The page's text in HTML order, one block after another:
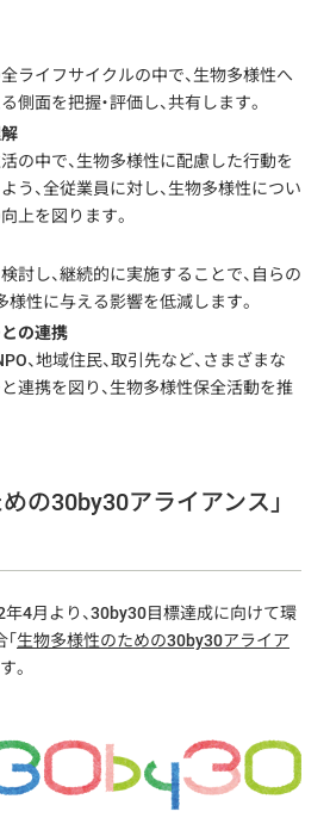
ライフサイクルの中で、生物多様性へ
側面を把握・評価し、共有します。
の中で、生物多様性に配慮した行動を
う、全従業員に対し、生物多様性につい
上を図ります。
討し、継続的に実施することで、自らの
様性に与える影響を低減します。
の連携
、地域住民、取引先など、さまざまな
連携を図り、生物多様性保全活動を推
の30by30アライアンス」
年4月より、30by30目標達成に向けて環
生物多様性のための30by30アライア
。